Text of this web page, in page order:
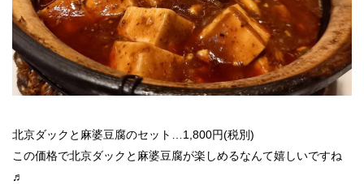
北京ダックと麻婆豆腐のセット…1,800円(税別)
この価格で北京ダックと麻婆豆腐が楽しめるなんて嬉しいですね
♬